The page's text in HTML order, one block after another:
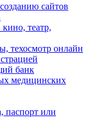
сайтов
театр,
техосмотр онлайн
банк
медицинских
паспорт или